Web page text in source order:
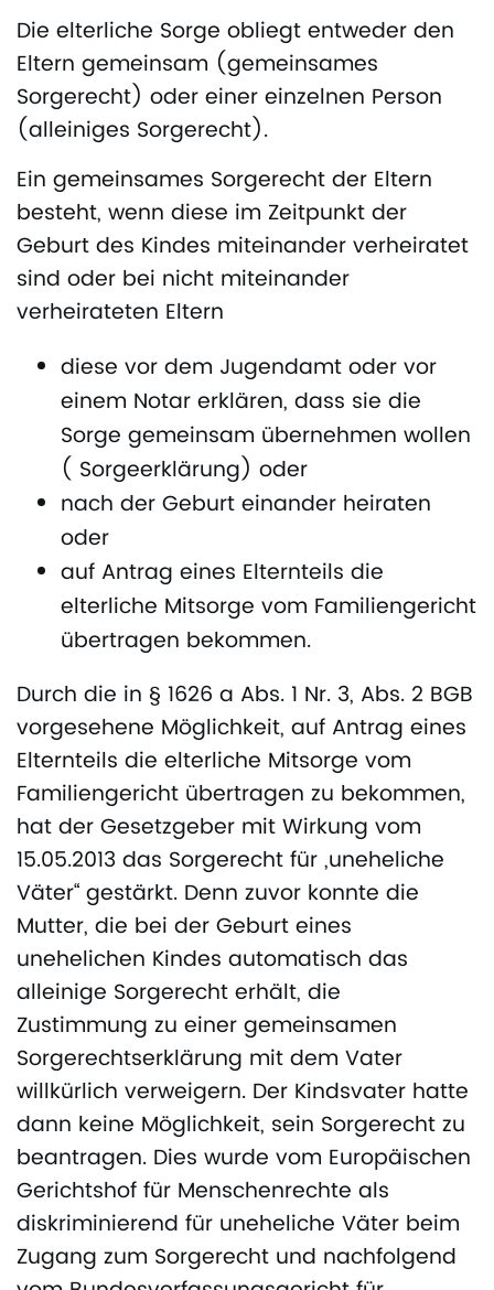
Die elterliche Sorge obliegt entweder den
Eltern gemeinsam (gemeinsames
Sorgerecht) oder einer einzelnen Person
(alleiniges Sorgerecht).
Ein gemeinsames Sorgerecht der Eltern
besteht, wenn diese im Zeitpunkt der
Geburt des Kindes miteinander verheiratet
sind oder bei nicht miteinander
verheirateten Eltern
diese vor dem Jugendamt oder vor
einem Notar erklären, dass sie die
Sorge gemeinsam übernehmen wollen
( Sorgeerklärung) oder
nach der Geburt einander heiraten
oder
auf Antrag eines Elternteils die
elterliche Mitsorge vom Familiengericht
übertragen bekommen.
Durch die in § 1626 a Abs. 1 Nr. 3, Abs. 2 BGB
vorgesehene Möglichkeit, auf Antrag eines
Elternteils die elterliche Mitsorge vom
Familiengericht übertragen zu bekommen,
hat der Gesetzgeber mit Wirkung vom
15.05.2013 das Sorgerecht für „uneheliche
Väter“ gestärkt. Denn zuvor konnte die
Mutter, die bei der Geburt eines
unehelichen Kindes automatisch das
alleinige Sorgerecht erhält, die
Zustimmung zu einer gemeinsamen
Sorgerechtserklärung mit dem Vater
willkürlich verweigern. Der Kindsvater hatte
dann keine Möglichkeit, sein Sorgerecht zu
beantragen. Dies wurde vom Europäischen
Gerichtshof für Menschenrechte als
diskriminierend für uneheliche Väter beim
Zugang zum Sorgerecht und nachfolgend